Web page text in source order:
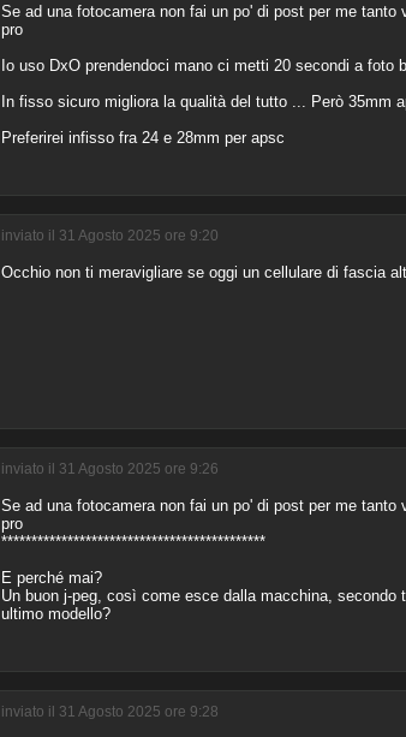
Se ad una fotocamera non fai un po' di post per me
pro
Io uso DxO prendendoci mano ci metti 20 secondi a
In fisso sicuro migliora la qualità del tutto ... Però 35mm
Preferirei infisso fra 24 e 28mm per apsc
inviato il 31 Agosto 2025 ore 9:20
Occhio non ti meravigliare se oggi un cellulare di fascia
inviato il 31 Agosto 2025 ore 9:26
Se ad una fotocamera non fai un po' di post per me
pro
********************************************
E perché mai?
Un buon j-peg, così come esce dalla macchina,
ultimo modello?
inviato il 31 Agosto 2025 ore 9:28